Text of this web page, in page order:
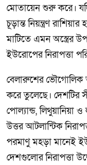
মোতায়েন শুরু করে।
চূড়ান্ত নিয়ন্ত্রণ
মাটিতে এমন অস্ত্রের
ইউরোপের নিরাপত্তা
বেলারুশের ভৌগোলিক
করে তুলেছে। দেশটির
পোল্যান্ড, লিথুয়ানিয়া
উত্তর আটলান্টিক
পরমাণু মহড়া মানেই
দেশগুলোর নিরাপত্তা